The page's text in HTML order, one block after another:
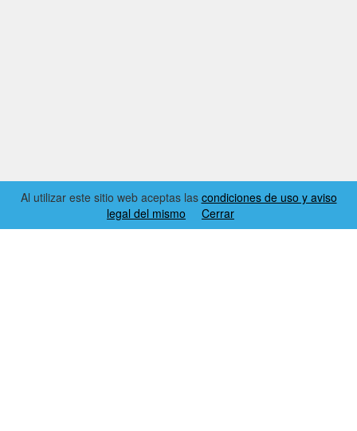
Al utilizar este sitio web aceptas las condiciones de uso y aviso
legal del mismo
Cerrar